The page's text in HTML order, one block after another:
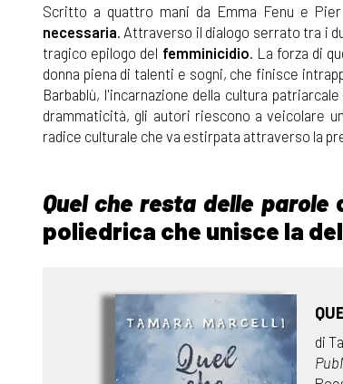
Scritto a quattro mani da Emma Fenu e
necessaria . Attraverso il dialogo serrato tra i
tragico epilogo del femminicidio . La forza di
donna piena di talenti e sogni, che finisce
Barbablù, l'incarnazione della cultura
drammaticità, gli autori riescono a veicolare un
radice culturale che va estirpata attraverso la
Quel che resta delle parole
poliedrica che unisce la
di